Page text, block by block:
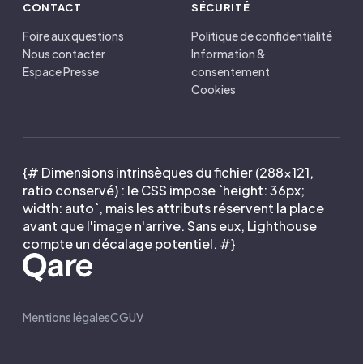
CONTACT
Foire aux questions
Nous contacter
Espace Presse
SÉCURITÉ
Politique de confidentialité
Information &
consentement
Cookies
{# Dimensions intrinsèques du fichier (288×121,
ratio conservé) : le CSS impose `height: 36px;
width: auto`, mais les attributs réservent la place
avant que l'image n'arrive. Sans eux, Lighthouse
compte un décalage potentiel. #}
Mentions légalesCGUV